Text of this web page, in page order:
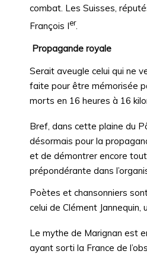
combat. Les Suisses,
François Ier.
Propagande royale
Serait aveugle celui qui ne
faite pour être mémorisée
morts en 16 heures à 16
Bref, dans cette plaine du
désormais pour la
et de démontrer encore
prépondérante dans
Poètes et chansonniers
celui de Clément
Le mythe de Marignan est
ayant sorti la France de